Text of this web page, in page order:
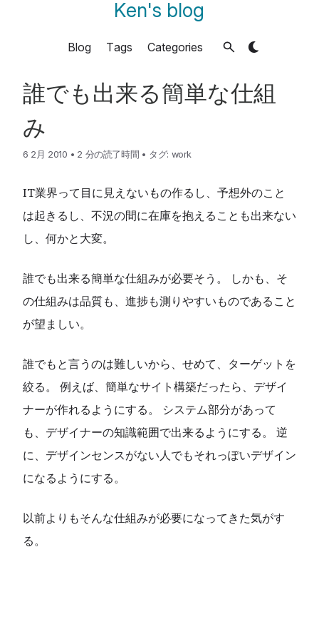
Ken's blog
Blog Tags Categories
誰でも出来る簡単な仕組
み
6 2月 2010 • 2 分の読了時間 • タグ: work
IT業界って目に見えないもの作るし、予想外のこと
は起きるし、不況の間に在庫を抱えることも出来ない
し、何かと大変。
誰でも出来る簡単な仕組みが必要そう。 しかも、そ
の仕組みは品質も、進捗も測りやすいものであること
が望ましい。
誰でもと言うのは難しいから、せめて、ターゲットを
絞る。 例えば、簡単なサイト構築だったら、デザイ
ナーが作れるようにする。 システム部分があって
も、デザイナーの知識範囲で出来るようにする。 逆
に、デザインセンスがない人でもそれっぽいデザイン
になるようにする。
以前よりもそんな仕組みが必要になってきた気がす
る。